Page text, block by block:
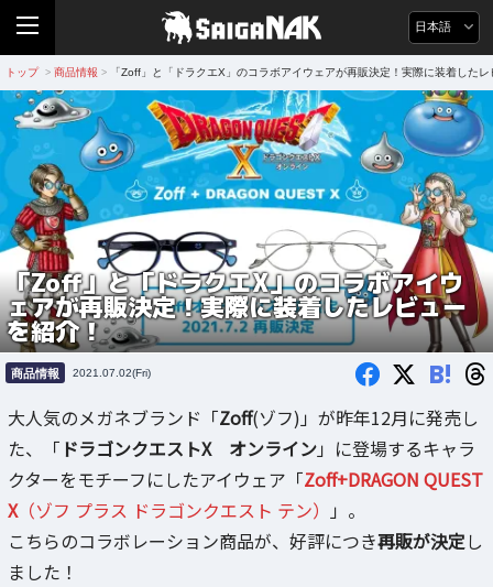
日本語
トップ > 商品情報 > 「Zoff」と「ドラクエX」のコラボアイウェアが再販決定！実際に装着した
「Zoff」と「ドラクエX」のコラボアイウ
ェアが再販決定！実際に装着したレビュー
を紹介！
商品情報 2021.07.02(Fri) B!
大人気のメガネブランド「Zoff(ゾフ)」が昨年12月に発売し
た、「 ドラゴンクエストX オンライン」に登場するキャラ
クターをモチーフにしたアイウェア「Zoff+DRAGON QUEST
X（ゾフ プラス ドラゴンクエスト テン）
」。
こちらのコラボレーション商品が、好評につき再販が決定し
ました！